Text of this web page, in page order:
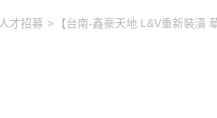
人才招募 【台南-鑫豪天地 L&V重新裝潢